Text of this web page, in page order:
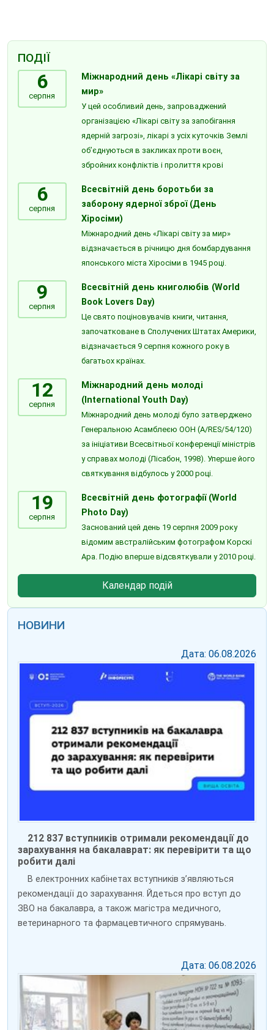
ПОДІЇ
6
серпня
Міжнародний день «Лікарі світу за
мир»
У цей особливий день, запроваджений
організацією «Лікарі світу за запобігання
ядерній загрозі», лікарі з усіх куточків Землі
об’єднуються в закликах проти воєн,
збройних конфліктів і пролиття крові
6
серпня
Всесвітній день боротьби за
заборону ядерної зброї (День
Хіросіми)
Міжнародний день «Лікарі світу за мир»
відзначається в річницю дня бомбардування
японського міста Хіросіми в 1945 році.
9
серпня
Всесвітній день книголюбів (World
Book Lovers Day)
Це свято поціновувачів книги, читання,
започатковане в Сполучених Штатах Америки,
відзначається 9 серпня кожного року в
багатьох країнах.
12
серпня
Міжнародний день молоді
(International Youth Day)
Міжнародний день молоді було затверджено
Генеральною Асамблеєю ООН (A/RES/54/120)
за ініціативи Всесвітньої конференції міністрів
у справах молоді (Лісабон, 1998). Уперше його
святкування відбулось у 2000 році.
19
серпня
Всесвітній день фотографії (World
Photo Day)
Заснований цей день 19 серпня 2009 року
відомим австралійським фотографом Корскі
Ара. Подію вперше відсвяткували у 2010 році.
Календар подій
НОВИНИ
Дата: 06.08.2026
212 837 вступників отримали рекомендації до
зарахування на бакалаврат: як перевірити та що
робити далі
В електронних кабінетах вступників зʼявляються
рекомендації до зарахування. Йдеться про вступ до
ЗВО на бакалавра, а також магістра медичного,
ветеринарного та фармацевтичного спрямувань.
Дата: 06.08.2026